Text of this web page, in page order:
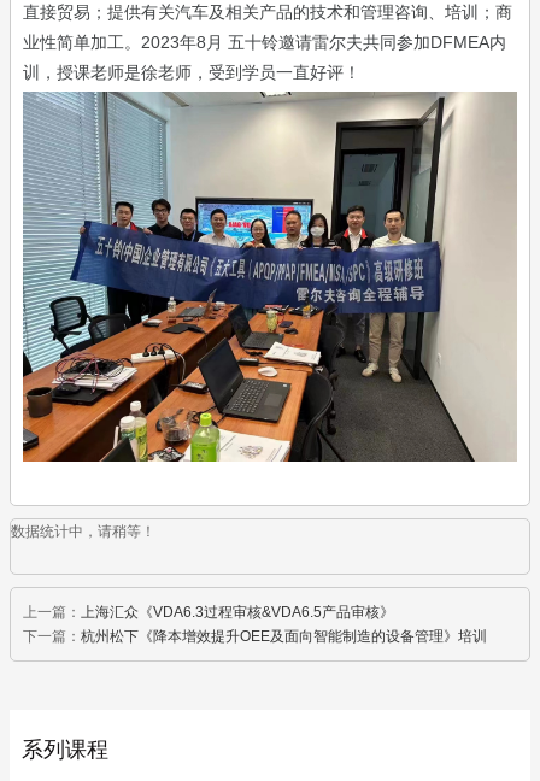
直接贸易；提供有关汽车及相关产品的技术和管理咨询、培训；商
业性简单加工。2023年8月 五十铃邀请雷尔夫共同参加DFMEA内
训，授课老师是徐老师，受到学员一直好评！
数据统计中，请稍等！
上一篇： 上海汇众《VDA6.3过程审核&VDA6.5产品审核》
下一篇： 杭州松下《降本增效提升OEE及面向智能制造的设备管理》培训
系列课程